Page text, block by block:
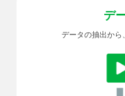
デ
データの抽出から